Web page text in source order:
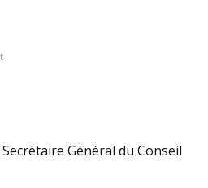
Général du Conseil